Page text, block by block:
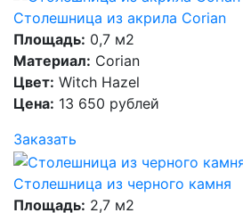
Столешница из акрила Corian
Площадь: 0,7 м2
Материал: Corian
Цвет: Witch Hazel
Цена: 13 650 рублей
Заказать
Столешница из черного камня
Площадь: 2,7 м2